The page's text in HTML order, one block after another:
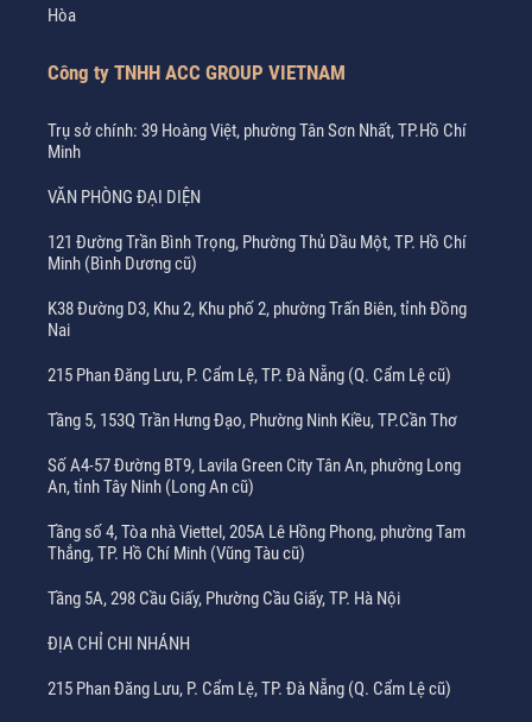
Hòa
Công ty TNHH ACC GROUP VIETNAM
Trụ sở chính: 39 Hoàng Việt, phường Tân Sơn Nhất, TP.Hồ Chí
Minh
VĂN PHÒNG ĐẠI DIỆN
121 Đường Trần Bình Trọng, Phường Thủ Dầu Một, TP. Hồ Chí
Minh (Bình Dương cũ)
K38 Đường D3, Khu 2, Khu phố 2, phường Trấn Biên, tỉnh Đồng
Nai
215 Phan Đăng Lưu, P. Cẩm Lệ, TP. Đà Nẵng (Q. Cẩm Lệ cũ)
Tầng 5, 153Q Trần Hưng Đạo, Phường Ninh Kiều, TP.Cần Thơ
Số A4-57 Đường BT9, Lavila Green City Tân An, phường Long
An, tỉnh Tây Ninh (Long An cũ)
Tầng số 4, Tòa nhà Viettel, 205A Lê Hồng Phong, phường Tam
Thắng, TP. Hồ Chí Minh (Vũng Tàu cũ)
Tầng 5A, 298 Cầu Giấy, Phường Cầu Giấy, TP. Hà Nội
ĐỊA CHỈ CHI NHÁNH
215 Phan Đăng Lưu, P. Cẩm Lệ, TP. Đà Nẵng (Q. Cẩm Lệ cũ)